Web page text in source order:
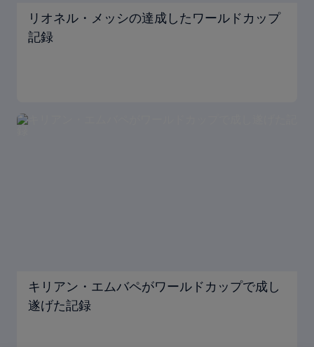
リオネル・メッシの達成したワールドカップ
記録
キリアン・エムバペがワールドカップで成し
遂げた記録